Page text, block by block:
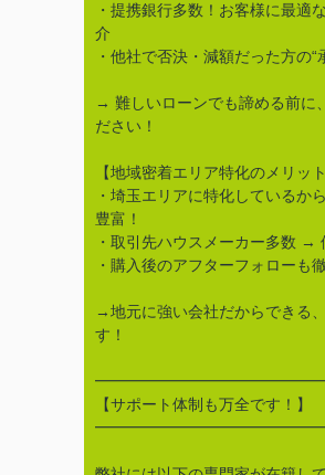
・提携銀行多数！お客様に最適
介
・他社で否決・減額だった方の“
→ 難しいローンでも諦める前に
ださい！
【地域密着エリア特化のメリット
・埼玉エリアに特化しているか
豊富！
・取引先ハウスメーカー多数 →
・購入後のアフターフォローも
→地元に強い会社だからできる
す！
【サポート体制も万全です！】